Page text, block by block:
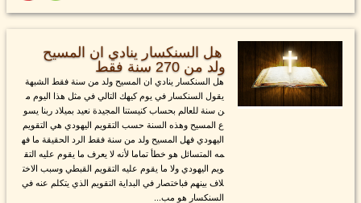
هل السنكسار ينادي ان المسيح
ولد من 270 سنة فقط
هل السنكسار ينادي ان المسيح ولد من سنة فقط الشبهة
يقول السنكسار في يوم كيهك التالي في مثل هذا اليوم م
ن سنة للعالم بحساب كنيستنا المجيدة نعيد بميلاد ربنا يسو
ع المسيح وهذه السنة حسب التقويم اليهودي هي التقويم
اليهودي فهل المسيح ولد من سنة فقط الرد الحقيقة ما فه
مه المتسائل هو خطأ تماما لأنه لا يعرف ما يقوم عليه التق
ويم اليهودي ولا ما يقوم عليه التقويم القبطي وسبب الاخت
لاف بينهم فباختصار في البداية التقويم الذي يتكلم عنه في
السنكسار هو مب...